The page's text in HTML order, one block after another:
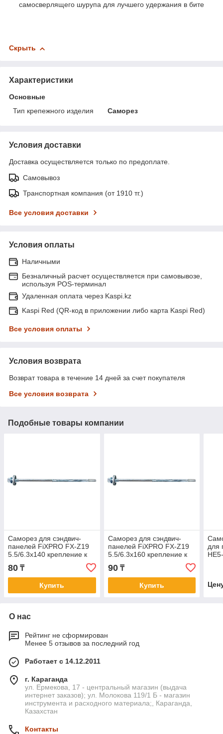
самосверлящего шурупа для лучшего удержания в бите
Скрыть
Характеристики
Основные
Тип крепежного изделия
Саморез
Условия доставки
Доставка осуществляется только по предоплате.
Самовывоз
Транспортная компания (от 1910 тг.)
Все условия доставки
Условия оплаты
Наличными
Безналичный расчет осуществляется при самовывозе,
используя POS-терминал
Удаленная оплата через Kaspi.kz
Kaspi Red (QR-код в приложении либо карта Kaspi Red)
Все условия оплаты
Условия возврата
Возврат товара в течение 14 дней за счет покупателя
Все условия возврата
Подобные товары компании
Саморез для cэндвич-
панелей FiXPRO FX-Z19
5.5/6.3х140 крепление к
мм
80 ₸
Купить
Саморез для cэндвич-
панелей FiXPRO FX-Z19
5.5/6.3х160 крепление к
мм
90₸
Купить
для
О нас
Рейтинг не сформирован
Менее 5 отзывов за последний год
Работает с 14.12.2011
г. Караганда
ул. Ермекова, 17 - центральный магазин (выдача
интернет заказов); ул. Молокова 119/1 Б - магазин
инструмента и расходного материала;, Караганда,
Казахстан
Контакты